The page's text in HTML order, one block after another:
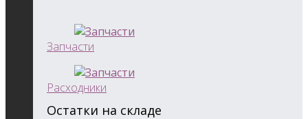
Запчасти
Расходники
Остатки на складе